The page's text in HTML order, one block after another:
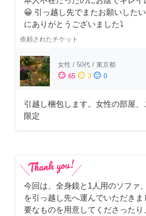
😀 引っ越し先でまたお願いした
にありがとうございました⤵
依頼されたチケット
女性 / 50代 / 東京都
sentiment_satisfied 65 sentiment_neutral 3 sentiment_dissatisfied 0
引越し梱包します。女性の部屋、
限定
今回は、全身鏡と1人用のソファ
を引っ越し先へ運んでいただき
要なものを用意してくださった